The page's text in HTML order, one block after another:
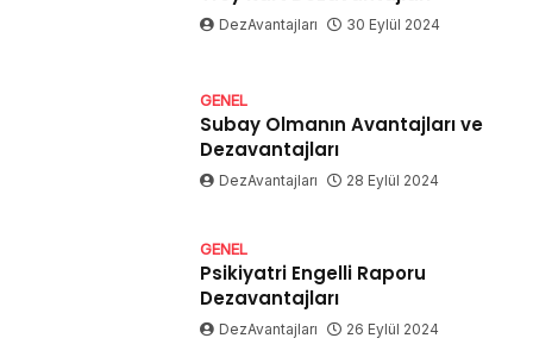
DezAvantajları 30 Eylül 2024
GENEL
Subay Olmanın Avantajları ve
Dezavantajları
DezAvantajları 28 Eylül 2024
GENEL
Psikiyatri Engelli Raporu
Dezavantajları
DezAvantajları 26 Eylül 2024